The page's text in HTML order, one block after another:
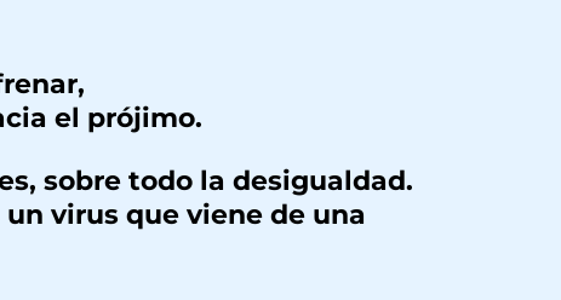
sobre todo la desigualdad.
virus que viene de una